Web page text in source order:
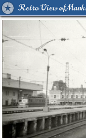
Retro View of